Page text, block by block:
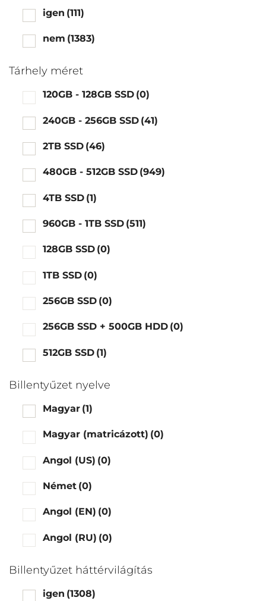
igen (111)
nem (1383)
Tárhely méret
120GB - 128GB SSD (0)
240GB - 256GB SSD (41)
2TB SSD (46)
480GB - 512GB SSD (949)
4TB SSD (1)
960GB - 1TB SSD (511)
128GB SSD (0)
1TB SSD (0)
256GB SSD (0)
256GB SSD + 500GB HDD (0)
512GB SSD (1)
Billentyűzet nyelve
Magyar (1)
Magyar (matricázott) (0)
Angol (US) (0)
Német (0)
Angol (EN) (0)
Angol (RU) (0)
Billentyűzet háttérvilágítás
igen (1308)